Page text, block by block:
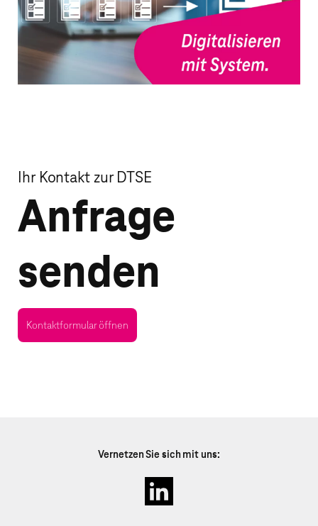
Contact Center.
Ihr Kontakt zur DTSE
Anfrage
senden
Kontaktformular öffnen
Vernetzen Sie sich mit uns: